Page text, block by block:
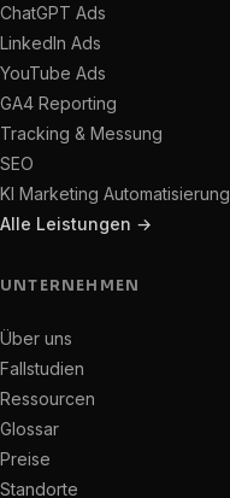
ChatGPT Ads
LinkedIn Ads
YouTube Ads
GA4 Reporting
Tracking & Messung
SEO
KI Marketing Automatisierung
Alle Leistungen →
UNTERNEHMEN
Über uns
Fallstudien
Ressourcen
Glossar
Preise
Standorte